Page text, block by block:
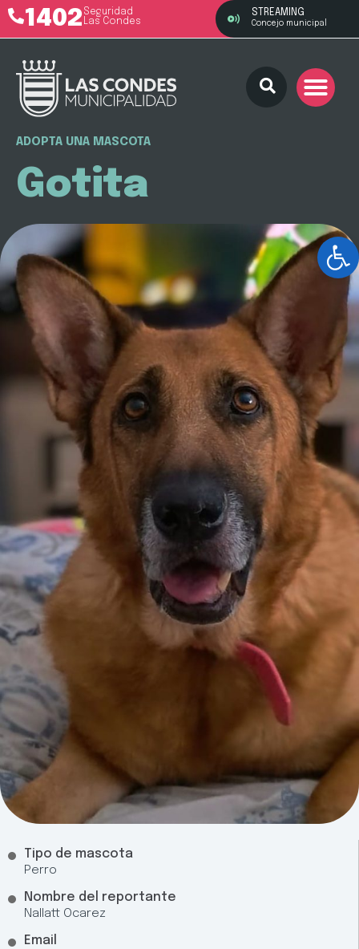
1402 Seguridad
Las Condes
STREAMING
Concejo municipal
ADOPTA UNA MASCOTA
Gotita
Tipo de mascota
Perro
Nombre del reportante
Nallatt Ocarez
Email